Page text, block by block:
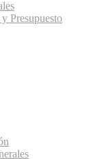
Presupuesto